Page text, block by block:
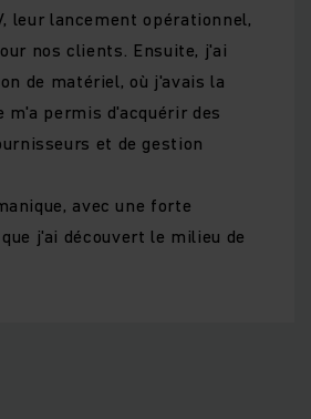
leur lancement opérationnel,
nos clients. Ensuite, j'ai
de matériel, où j'avais la
m'a permis d'acquérir des
et de gestion
avec une forte
j'ai découvert le milieu de